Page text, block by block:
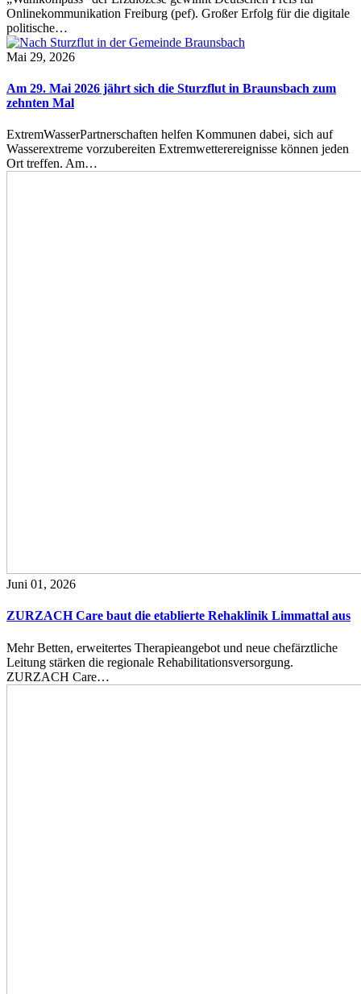
Onlinekommunikation Freiburg (pef). Großer Erfolg für die digitale
politische…
Mai 29, 2026
Am 29. Mai 2026 jährt sich die Sturzflut in Braunsbach zum
zehnten Mal
ExtremWasserPartnerschaften helfen Kommunen dabei, sich auf
Wasserextreme vorzubereiten Extremwetterereignisse können jeden
Ort treffen. Am…
Juni 01, 2026
ZURZACH Care baut die etablierte Rehaklinik Limmattal aus
Mehr Betten, erweitertes Therapieangebot und neue chefärztliche
Leitung stärken die regionale Rehabilitationsversorgung.
ZURZACH Care…